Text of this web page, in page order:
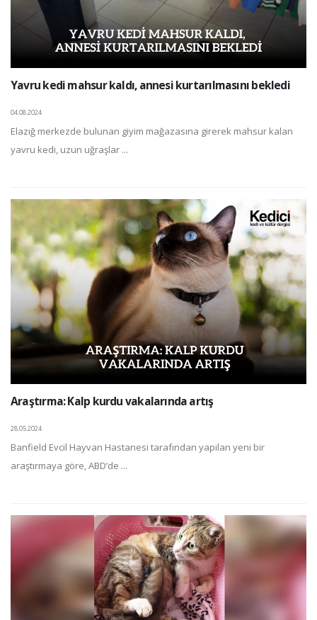
Yavru kedi mahsur kaldı, annesi kurtarılmasını bekledi
04.08.2024
Elazığ merkezde bulunan giyim mağazasına girerek mahsur kalan
yavru kedi, uzun uğraşlar ...
Araştırma: Kalp kurdu vakalarında artış
28.05.2024
Banfield Evcil Hayvan Hastanesi tarafından yapılan yeni bir
araştırmaya göre, ABD’de ...